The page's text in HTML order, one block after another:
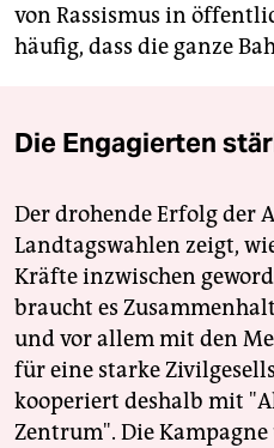
von Rassismus in
häufig, dass die ganze
Die Engagierten
Der drohende Erfolg der
Landtagswahlen zeigt,
Kräfte inzwischen
braucht es
und vor allem mit den
für eine starke
kooperiert deshalb mit
Zentrum". Die